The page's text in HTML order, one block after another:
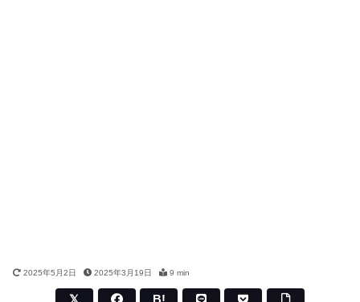
2025年5月2日 2025年3月19日 9 min